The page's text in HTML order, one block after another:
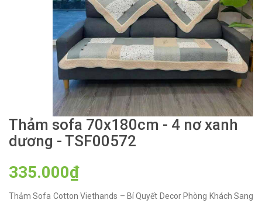
Thảm sofa 70x180cm - 4 nơ xanh
dương - TSF00572
335.000₫
Thảm Sofa Cotton Viethands – Bí Quyết Decor Phòng Khách Sang